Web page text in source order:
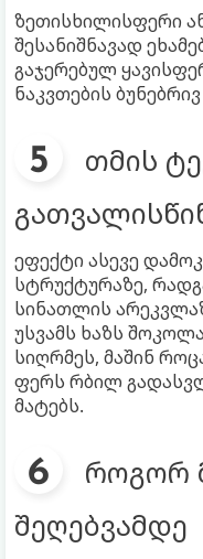
ზეთისხილისფერი
შესანიშნავად
გაჯერებულ
ნაკვთების
თმის
ეფექტი ასევე
სტრუქტურაზე,
სინათლის
უსვამს ხაზს
სიღრმეს, მაშინ
ფერს რბილ
მატებს.
როგორ
შეღებვამდე